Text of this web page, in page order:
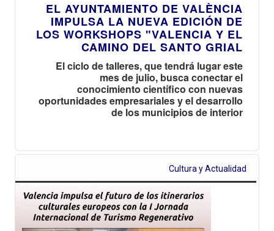
EL AYUNTAMIENTO DE VALÈNCIA
IMPULSA LA NUEVA EDICIÓN DE
LOS WORKSHOPS "VALENCIA Y EL
CAMINO DEL SANTO GRIAL
El ciclo de talleres, que tendrá lugar este
mes de julio, busca conectar el
conocimiento científico con nuevas
oportunidades empresariales y el desarrollo
de los municipios de interior
Cultura y Actualidad